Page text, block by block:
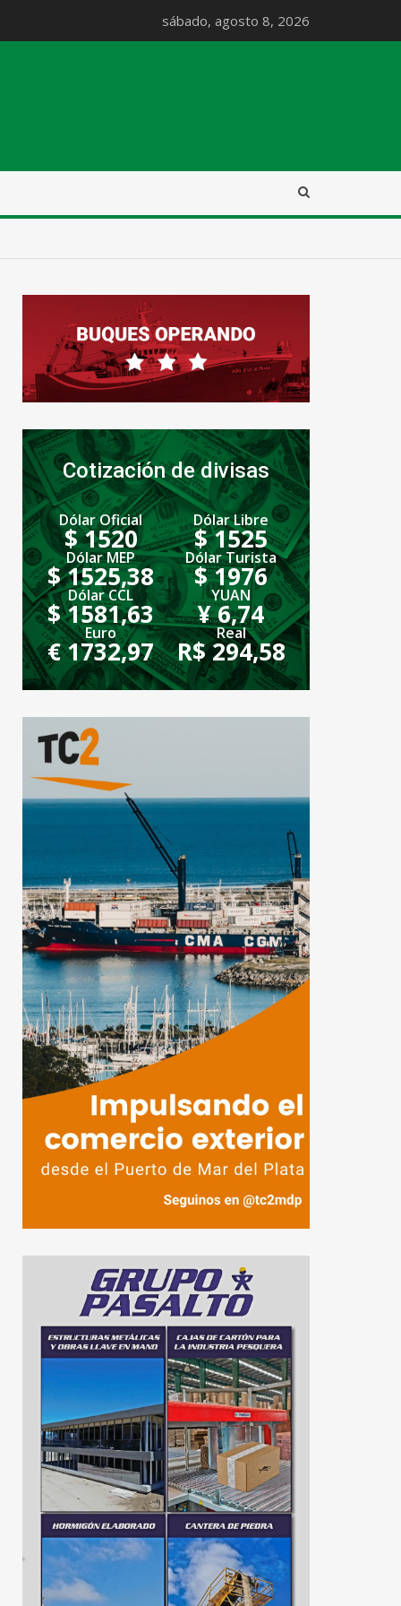
sábado, agosto 8, 2026
Cotización de divisas
Dólar Oficial
$ 1520
Dólar Libre
$ 1525
Dólar MEP
$ 1525,38
Dólar Turista
$ 1976
Dólar CCL
$ 1581,63
YUAN
¥ 6,74
Euro
€ 1732,97
Real
R$ 294,58